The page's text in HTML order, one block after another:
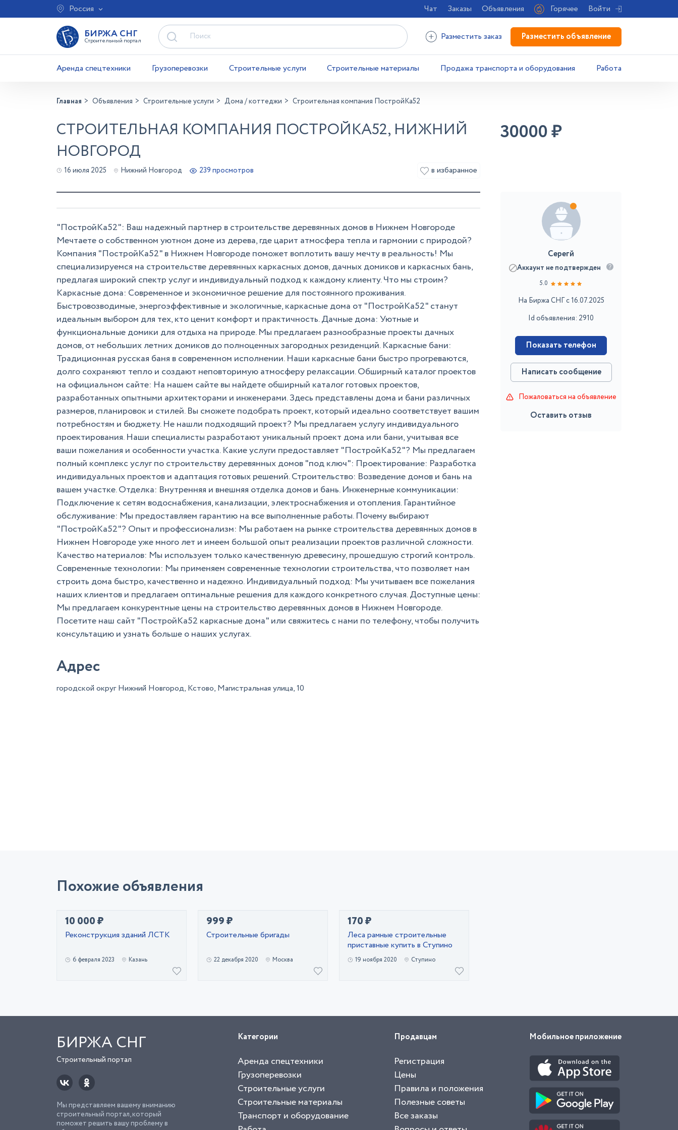
Россия Чат Заказы Объявления Горячее Войти
БИРЖА СНГ
Строительный портал Разместить заказ Разместить объявление
Аренда спецтехники Грузоперевозки Строительные услуги Строительные материалы Продажа транспорта и оборудования Работа
Главная Объявления Строительные услуги Дома / коттеджи Строительная компания ПостройКа52
СТРОИТЕЛЬНАЯ КОМПАНИЯ ПОСТРОЙКА52, НИЖНИЙ
НОВГОРОД
16 июля 2025 Нижний Новгород 239 просмотров в избаранное
30000₽
"ПостройКа52": Ваш надежный партнер в строительстве деревянных домов в Нижнем Новгороде
Мечтаете о собственном уютном доме из дерева, где царит атмосфера тепла и гармонии с природой?
Компания "ПостройКа52" в Нижнем Новгороде поможет воплотить вашу мечту в реальность! Мы
специализируемся на строительстве деревянных каркасных домов, дачных домиков и каркасных бань,
предлагая широкий спектр услуг и индивидуальный подход к каждому клиенту. Что мы строим?
Каркасные дома: Современное и экономичное решение для постоянного проживания.
Быстровозводимые, энергоэффективные и экологичные, каркасные дома от "ПостройКа52" станут
идеальным выбором для тех, кто ценит комфорт и практичность. Дачные дома: Уютные и
функциональные домики для отдыха на природе. Мы предлагаем разнообразные проекты дачных
домов, от небольших летних домиков до полноценных загородных резиденций. Каркасные бани:
Традиционная русская баня в современном исполнении. Наши каркасные бани быстро прогреваются,
долго сохраняют тепло и создают неповторимую атмосферу релаксации. Обширный каталог проектов
на официальном сайте: На нашем сайте вы найдете обширный каталог готовых проектов,
разработанных опытными архитекторами и инженерами. Здесь представлены дома и бани различных
размеров, планировок и стилей. Вы сможете подобрать проект, который идеально соответствует вашим
потребностям и бюджету. Не нашли подходящий проект? Мы предлагаем услугу индивидуального
проектирования. Наши специалисты разработают уникальный проект дома или бани, учитывая все
ваши пожелания и особенности участка. Какие услуги предоставляет "ПостройКа52"? Мы предлагаем
полный комплекс услуг по строительству деревянных домов "под ключ": Проектирование: Разработка
индивидуальных проектов и адаптация готовых решений. Строительство: Возведение домов и бань на
вашем участке. Отделка: Внутренняя и внешняя отделка домов и бань. Инженерные коммуникации:
Подключение к сетям водоснабжения, канализации, электроснабжения и отопления. Гарантийное
обслуживание: Мы предоставляем гарантию на все выполненные работы. Почему выбирают
"ПостройКа52"? Опыт и профессионализм: Мы работаем на рынке строительства деревянных домов в
Нижнем Новгороде уже много лет и имеем большой опыт реализации проектов различной сложности.
Качество материалов: Мы используем только качественную древесину, прошедшую строгий контроль.
Современные технологии: Мы применяем современные технологии строительства, что позволяет нам
строить дома быстро, качественно и надежно. Индивидуальный подход: Мы учитываем все пожелания
наших клиентов и предлагаем оптимальные решения для каждого конкретного случая. Доступные цены:
Мы предлагаем конкурентные цены на строительство деревянных домов в Нижнем Новгороде.
Посетите наш сайт "ПостройКа52 каркасные дома" или свяжитесь с нами по телефону, чтобы получить
консультацию и узнать больше о наших услугах.
Адрес
городской округ Нижний Новгород, Кстово, Магистральная улица, 10
Серегй
Аккаунт не подтвержден
5.0
На Биржа СНГ с 16.07.2025
Id объявления: 2910
Показать телефон
Написать сообщение
Пожаловаться на объявление
Оставить отзыв
Похожие объявления
10 000 ₽
Реконструкция зданий ЛСТК
6 февраля 2023 Казань
999 ₽
Строительные бригады
22 декабря 2020 Москва
170 ₽
Леса рамные строительные
приставные купить в Ступино
19 ноября 2020 Ступино
БИРЖА СНГ
Строительный портал
Мы представляем вашему вниманию
строительный портал, который
поможет решить вашу проблему в
Категории
Аренда спецтехники
Грузоперевозки
Строительные услуги
Строительные материалы
Транспорт и оборудование
Продавцам
Регистрация
Цены
Правила и положения
Полезные советы
Все заказы
Мобильное приложение